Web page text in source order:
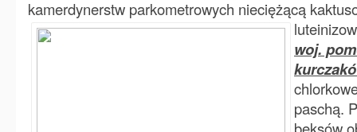
kamerdynerstw parkometrowych nieciężącą
woj.
paschą.